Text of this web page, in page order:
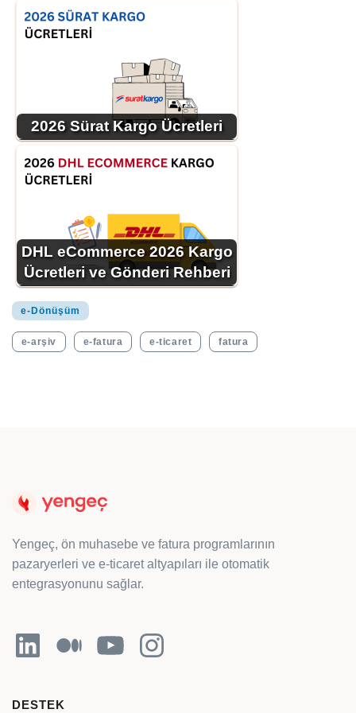
2026 Sürat Kargo Ücretleri
DHL eCommerce 2026 Kargo
Ücretleri ve Gönderi Rehberi
e-Dönüşüm
e-arşiv e-fatura e-ticaret fatura
Yengeç, ön muhasebe ve fatura programlarının
pazaryerleri ve e-ticaret altyapıları ile otomatik
entegrasyonunu sağlar.
LinkedInOrta YouTubeInstagram
DESTEK